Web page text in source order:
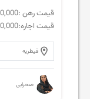
قیمت رهن :
قیمت اجاره:
قیطریه
صحرایی